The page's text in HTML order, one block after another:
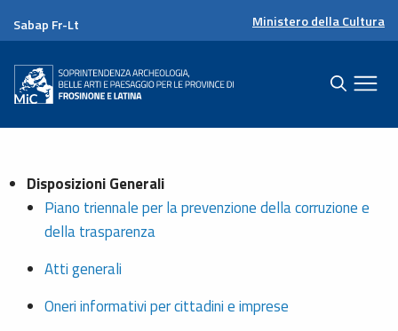
Sabap Fr-Lt Ministero della Cultura
Disposizioni Generali
Piano triennale per la prevenzione della corruzione e
della trasparenza
Atti generali
Oneri informativi per cittadini e imprese